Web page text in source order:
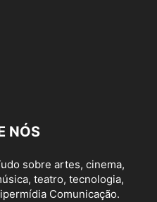
NÓS
sobre artes, cinema,
teatro, tecnologia,
Comunicação.